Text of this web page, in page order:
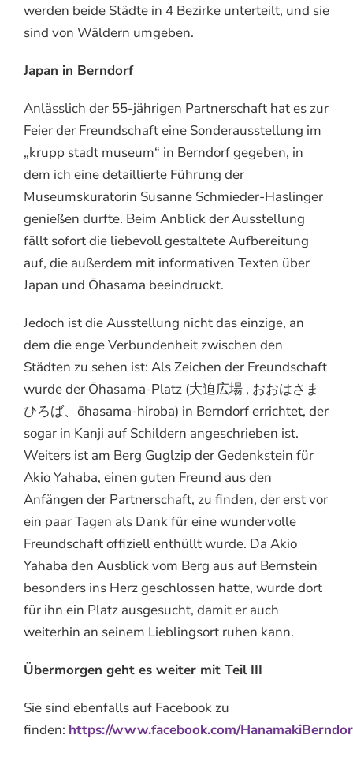
werden beide Städte in 4 Bezirke unterteilt, und sie
sind von Wäldern umgeben.
Japan in Berndorf
Anlässlich der 55-jährigen Partnerschaft hat es zur
Feier der Freundschaft eine Sonderausstellung im
„krupp stadt museum“ in Berndorf gegeben, in
dem ich eine detaillierte Führung der
Museumskuratorin Susanne Schmieder-Haslinger
genießen durfte. Beim Anblick der Ausstellung
fällt sofort die liebevoll gestaltete Aufbereitung
auf, die außerdem mit informativen Texten über
Japan und Ōhasama beeindruckt.
Jedoch ist die Ausstellung nicht das einzige, an
dem die enge Verbundenheit zwischen den
Städten zu sehen ist: Als Zeichen der Freundschaft
wurde der Ōhasama-Platz (大迫広場 , おおはさま
ひろば、ōhasama-hiroba) in Berndorf errichtet, der
sogar in Kanji auf Schildern angeschrieben ist.
Weiters ist am Berg Guglzip der Gedenkstein für
Akio Yahaba, einen guten Freund aus den
Anfängen der Partnerschaft, zu finden, der erst vor
ein paar Tagen als Dank für eine wundervolle
Freundschaft offiziell enthüllt wurde. Da Akio
Yahaba den Ausblick vom Berg aus auf Bernstein
besonders ins Herz geschlossen hatte, wurde dort
für ihn ein Platz ausgesucht, damit er auch
weiterhin an seinem Lieblingsort ruhen kann.
Übermorgen geht es weiter mit Teil III
Sie sind ebenfalls auf Facebook zu
finden: https://www.facebook.com/